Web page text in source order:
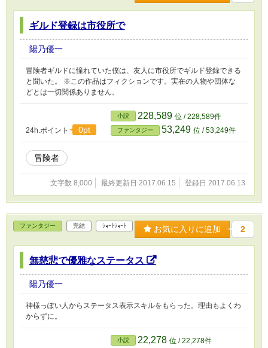
ギルド登録は市役所で
陽乃優一
冒険者ギルドに憧れていた僕は、友人に市役所でギルド登録できる
と聞いた。 ※この作品はフィクションです。実在の人物や団体な
どとは一切関係ありません。
24h.ポイント 0pt
小説 228,589 位 / 228,589件
ファンタジー 53,249 位 / 53,249件
冒険者
文字数 8,000 最終更新日 2017.06.15 登録日 2017.06.13
ファンタジー 完結 ｼｮｰﾄｼｮｰﾄ お気に入りに追加 2
無慈悲で優雅なステータス
陽乃優一
神様っぽい人からステータス表示スキルをもらった。理由もよくわ
からずに。
小説 22,278 位 / 22,278件